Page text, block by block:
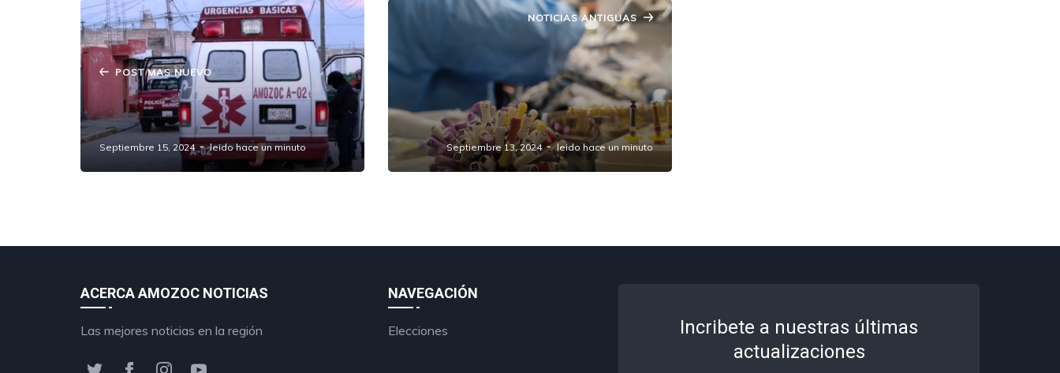
POST MAS NUEVO
Doble homicidio en Amozoc:
Asesinan a dos hombres a balazos
Septiembre 15, 2024 leido hace un minuto
NOTICIAS ANTIGUAS
Reporta IGAVIM aumento de casos
por infecciones respiratorias,
violencia intrafamiliar y
enfermedades bucales en Amozoc
durante 2023
Septiembre 13, 2024 leido hace un minuto
ACERCA AMOZOC NOTICIAS
Las mejores noticias en la región
NAVEGACIÓN
Elecciones
Incribete a nuestras últimas
actualizaciones